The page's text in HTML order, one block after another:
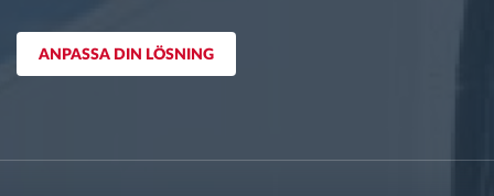
Bränslehantering
ANPASSA DIN LÖSNING